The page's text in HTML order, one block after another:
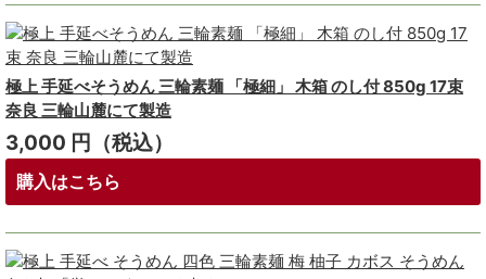
極上 手延べそうめん 三輪素麺 「極細」 木箱 のし付 850g 17束
奈良 三輪山麓にて製造
3,000 円（税込）
購入はこちら